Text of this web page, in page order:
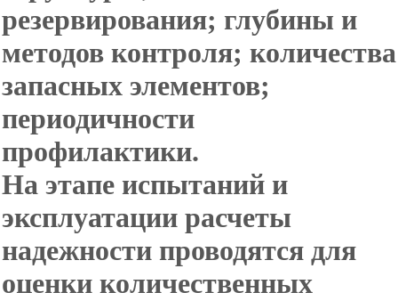
резервирования; глубины и
методов контроля; количества
запасных элементов;
периодичности
профилактики.
На этапе испытаний и
эксплуатации расчеты
надежности проводятся для
оценки количественных